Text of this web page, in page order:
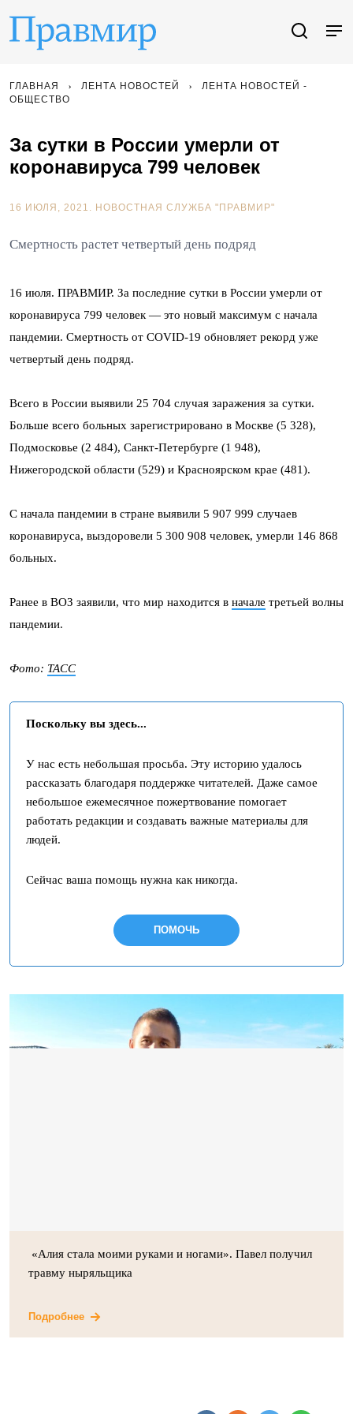
ГЛАВНАЯ ЛЕНТА НОВОСТЕЙ
ЛЕНТА НОВОСТЕЙ -
ОБЩЕСТВО
За сутки в России умерли от
коронавируса 799 человек
16 ИЮЛЯ, 2021. НОВОСТНАЯ СЛУЖБА "ПРАВМИР"
Смертность растет четвертый день подряд
16 июля. ПРАВМИР. За последние сутки в России умерли от
коронавируса 799 человек — это новый максимум с начала
пандемии. Смертность от COVID-19 обновляет рекорд уже
четвертый день подряд.
Всего в России выявили 25 704 случая заражения за сутки.
Больше всего больных зарегистрировано в Москве (5 328),
Подмосковье (2 484), Санкт-Петербурге (1 948),
Нижегородской области (529) и Красноярском крае (481).
С начала пандемии в стране выявили 5 907 999 случаев
коронавируса, выздоровели 5 300 908 человек, умерли 146 868
больных.
Ранее в ВОЗ заявили, что мир находится в начале третьей волны
пандемии.
Фото: ТАСС
Поскольку вы здесь...
У нас есть небольшая просьба. Эту историю удалось
рассказать благодаря поддержке читателей. Даже самое
небольшое ежемесячное пожертвование помогает
работать редакции и создавать важные материалы для
людей.
Сейчас ваша помощь нужна как никогда.
ПОМОЧЬ
«Алия стала моими руками и ногами». Павел получил
травму ныряльщика
Подробнее